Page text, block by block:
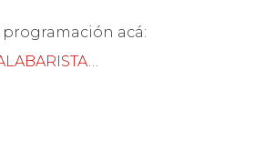
programación acá: